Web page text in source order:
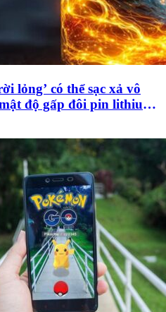
lỏng’ có thể sạc xả vô
độ gấp đôi pin lithium-